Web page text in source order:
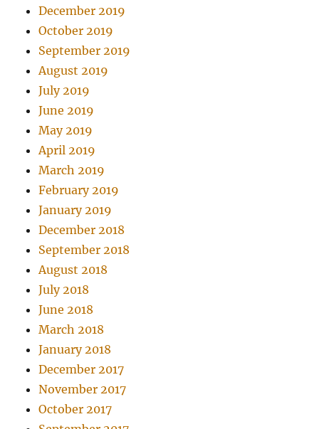
December 2019
October 2019
September 2019
August 2019
July 2019
June 2019
May 2019
April 2019
March 2019
February 2019
January 2019
December 2018
September 2018
August 2018
July 2018
June 2018
March 2018
January 2018
December 2017
November 2017
October 2017